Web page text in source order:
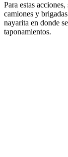
Para estas
camiones y
nayarita en donde
taponamientos.